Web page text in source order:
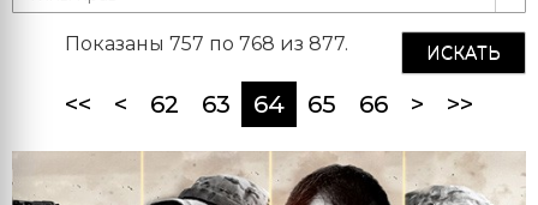
ИСКАТЬ
Показаны 757 по 768 из 877.
<< < 62 63 64(current)
65 66 > >>